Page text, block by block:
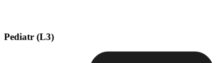
Pediatr (L3)